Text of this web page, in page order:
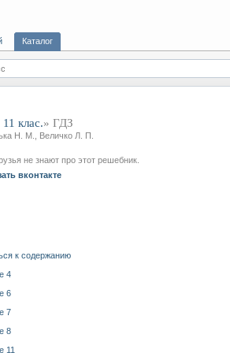
Каталог
клас.» ГДЗ
Н. М., Величко Л. П.
не знают про этот решебник.
вконтакте
к содержанию
4
6
7
8
11